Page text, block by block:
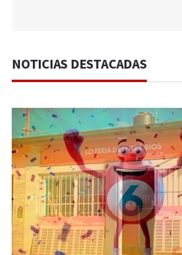
NOTICIAS DESTACADAS